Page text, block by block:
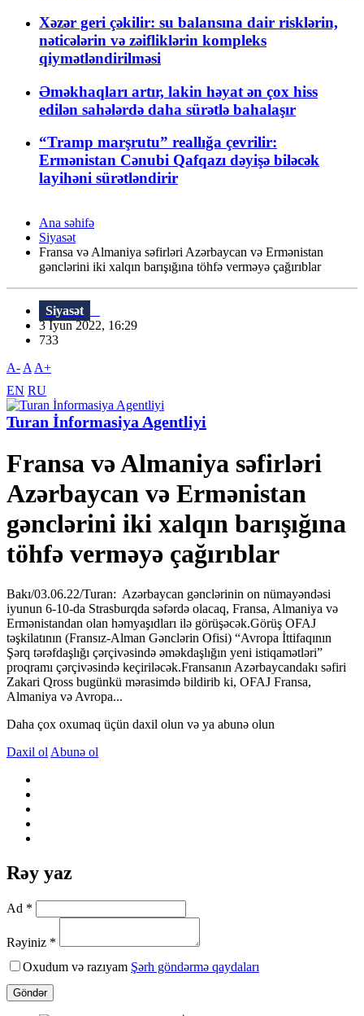
Xəzər geri çəkilir: su balansına dair risklərin,
nəticələrin və zəifliklərin kompleks
qiymətləndirilməsi
Əməkhaqları artır, lakin həyat ən çox hiss
edilən sahələrdə daha sürətlə bahalaşır
“Tramp marşrutu” reallığa çevrilir:
Ermənistan Cənubi Qafqazı dəyişə biləcək
layihəni sürətləndirir
Ana səhifə
Siyasət
Fransa və Almaniya səfirləri Azərbaycan və Ermənistan
gənclərini iki xalqın barışığına töhfə verməyə çağırıblar
Siyasət
3 İyun 2022, 16:29
733
A- A A+
EN RU
Turan İnformasiya Agentliyi
Fransa və Almaniya səfirləri
Azərbaycan və Ermənistan
gənclərini iki xalqın barışığına
töhfə verməyə çağırıblar
Bakı/03.06.22/Turan: Azərbaycan gənclərinin on nümayəndəsi
iyunun 6-10-da Strasburqda səfərdə olacaq, Fransa, Almaniya və
Ermənistandan olan həmyaşıdları ilə görüşəcək.Görüş OFAJ
təşkilatının (Fransız-Alman Gənclərin Ofisi) “Avropa İttifaqının
Şərq tərəfdaşlığı çərçivəsində əməkdaşlığın yeni istiqamətləri”
proqramı çərçivəsində keçiriləcək.Fransanın Azərbaycandakı səfiri
Zakari Qross bugünkü mərasimdə bildirib ki, OFAJ Fransa,
Almaniya və Avropa...
Daha çox oxumaq üçün daxil olun və ya abunə olun
Daxil ol Abunə ol
Rəy yaz
Ad *
Rəyiniz *
Oxudum və razıyam Şərh göndərmə qaydaları
Göndər